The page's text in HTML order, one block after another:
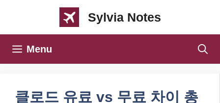
Sylvia Notes
Menu
클로드 유료 vs 무료 차이 총